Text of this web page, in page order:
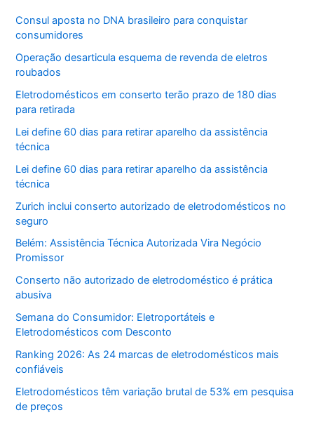
Consul aposta no DNA brasileiro para conquistar
consumidores
Operação desarticula esquema de revenda de eletros
roubados
Eletrodomésticos em conserto terão prazo de 180 dias
para retirada
Lei define 60 dias para retirar aparelho da assistência
técnica
Lei define 60 dias para retirar aparelho da assistência
técnica
Zurich inclui conserto autorizado de eletrodomésticos no
seguro
Belém: Assistência Técnica Autorizada Vira Negócio
Promissor
Conserto não autorizado de eletrodoméstico é prática
abusiva
Semana do Consumidor: Eletroportáteis e
Eletrodomésticos com Desconto
Ranking 2026: As 24 marcas de eletrodomésticos mais
confiáveis
Eletrodomésticos têm variação brutal de 53% em pesquisa
de preços